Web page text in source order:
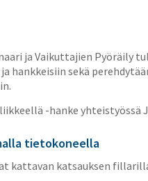
ja Vaikuttajien Pyöräily
sekä
-hanke yhteistyössä
tietokoneella
kattavan katsauksen